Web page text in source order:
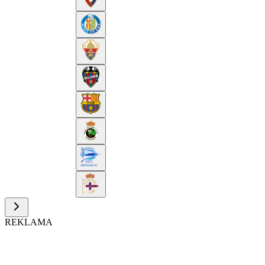
REKLAMA